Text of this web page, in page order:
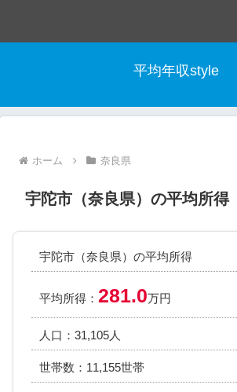
平均年収style
ホーム 奈良県
宇陀市（奈良県）の平均所得
宇陀市（奈良県）の平均所得
平均所得： 281.0万円
人口：31,105人
世帯数：11,155世帯